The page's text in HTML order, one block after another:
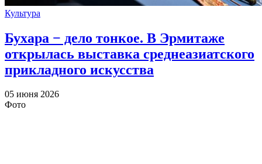
Культура
Бухара − дело тонкое. В Эрмитаже
открылась выставка среднеазиатского
прикладного искусства
05 июня 2026
Фото